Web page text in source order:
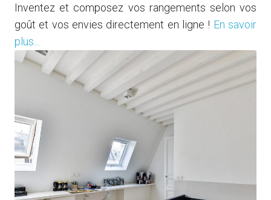
Inventez et composez vos rangements selon vos
goût et vos envies directement en ligne ! En savoir
plus...